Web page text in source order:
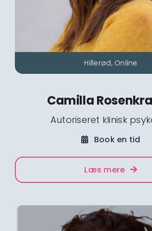
Hillerød, Online
Camilla
Autoriseret klinisk
Book en tid
Læs mere